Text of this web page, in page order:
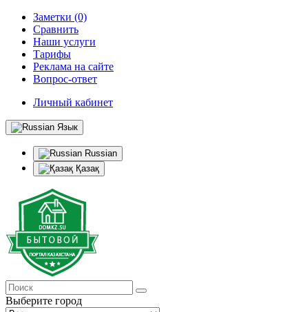
Заметки (0)
Сравнить
Наши услуги
Тарифы
Реклама на сайте
Вопрос-ответ
Личный кабинет
Язык
Russian
Қазақ
Выберите город